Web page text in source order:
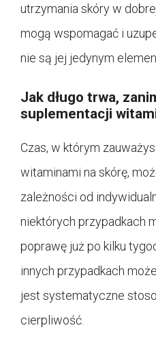
utrzymania skóry w
mogą wspomagać i
nie są jej jedynym
Jak długo trwa,
suplementacji
Czas, w którym
witaminami na skórę,
zależności od
niektórych przypadkach
poprawę już po kilku
innych przypadkach
jest systematyczne
cierpliwość.